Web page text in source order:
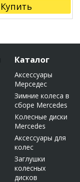
Купить
Каталог
Аксессуары
Мерседес
Зимние колеса в
сборе Mercedes
Колесные диски
Mercedes
Аксессуары для
колес
Заглушки
колесных
дисков